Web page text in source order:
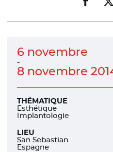
6 novembre
-
8 novembre
THÉMATIQUE
Esthétique
Implantologie
LIEU
San Sebastian
Espagne